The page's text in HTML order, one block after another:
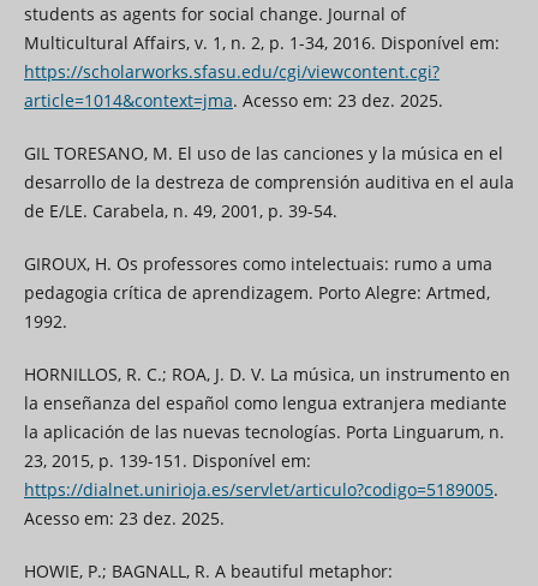
students as agents for social change. Journal of
Multicultural Affairs, v. 1, n. 2, p. 1-34, 2016. Disponível em:
https://scholarworks.sfasu.edu/cgi/viewcontent.cgi?
article=1014&context=jma. Acesso em: 23 dez. 2025.
GIL TORESANO, M. El uso de las canciones y la música en el
desarrollo de la destreza de comprensión auditiva en el aula
de E/LE. Carabela, n. 49, 2001, p. 39-54.
GIROUX, H. Os professores como intelectuais: rumo a uma
pedagogia crítica de aprendizagem. Porto Alegre: Artmed,
1992.
HORNILLOS, R. C.; ROA, J. D. V. La música, un instrumento en
la enseñanza del español como lengua extranjera mediante
la aplicación de las nuevas tecnologías. Porta Linguarum, n.
23, 2015, p. 139-151. Disponível em:
https://dialnet.unirioja.es/servlet/articulo?codigo=5189005.
Acesso em: 23 dez. 2025.
HOWIE, P.; BAGNALL, R. A beautiful metaphor: